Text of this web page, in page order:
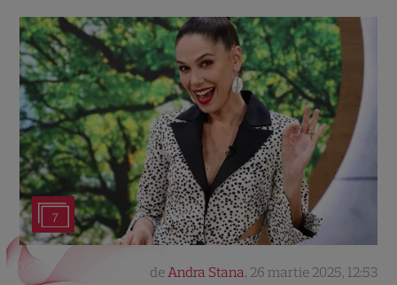
7
deAndra Stana, 26 martie 2025, 12:53